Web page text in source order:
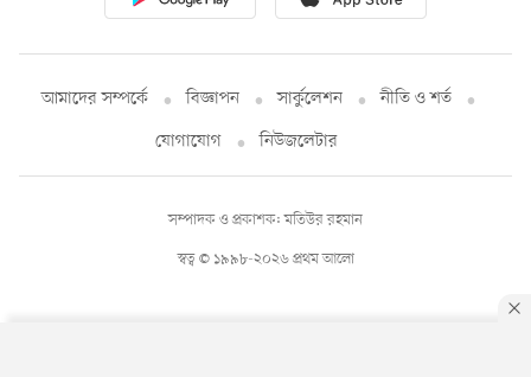
আমাদের সম্পর্কে বিজ্ঞাপন সার্কুলেশন
নীতি ও শর্ত
যোগাযোগ
নিউজলেটার
স্বত্ব © ১৯৯৮-২০২৬ প্রথম আলো
সম্পাদক ও প্রকাশক: মতিউর রহমান